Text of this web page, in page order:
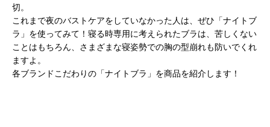
切。
これまで夜のバストケアをしていなかった人は、ぜひ「ナイトブ
ラ」を使ってみて！寝る時専用に考えられたブラは、苦しくない
ことはもちろん、さまざまな寝姿勢での胸の型崩れも防いでくれ
ますよ。
各ブランドこだわりの「ナイトブラ」を商品を紹介します！